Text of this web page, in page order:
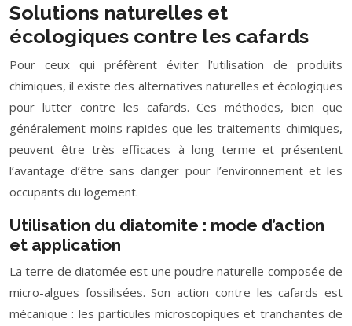
Solutions naturelles et
écologiques contre les cafards
Pour ceux qui préfèrent éviter l’utilisation de produits
chimiques, il existe des alternatives naturelles et écologiques
pour lutter contre les cafards. Ces méthodes, bien que
généralement moins rapides que les traitements chimiques,
peuvent être très efficaces à long terme et présentent
l’avantage d’être sans danger pour l’environnement et les
occupants du logement.
Utilisation du diatomite : mode d’action
et application
La terre de diatomée est une poudre naturelle composée de
micro-algues fossilisées. Son action contre les cafards est
mécanique : les particules microscopiques et tranchantes de